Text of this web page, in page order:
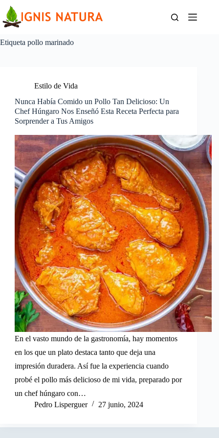
contenido
Etiqueta pollo marinado
Estilo de Vida
Nunca Había Comido un Pollo Tan Delicioso: Un
Chef Húngaro Nos Enseñó Esta Receta Perfecta para
Sorprender a Tus Amigos
En el vasto mundo de la gastronomía, hay momentos
en los que un plato destaca tanto que deja una
impresión duradera. Así fue la experiencia cuando
probé el pollo más delicioso de mi vida, preparado por
un chef húngaro con…
Pedro Lisperguer
27 junio, 2024